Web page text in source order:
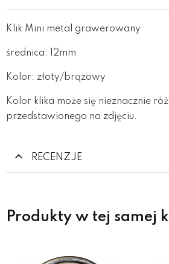
Klik Mini metal grawerowany
średnica: 12mm
Kolor: złoty/brązowy
Kolor klika może się nieznacznie
przedstawionego na zdjęciu.
RECENZJE
Produkty w tej samej